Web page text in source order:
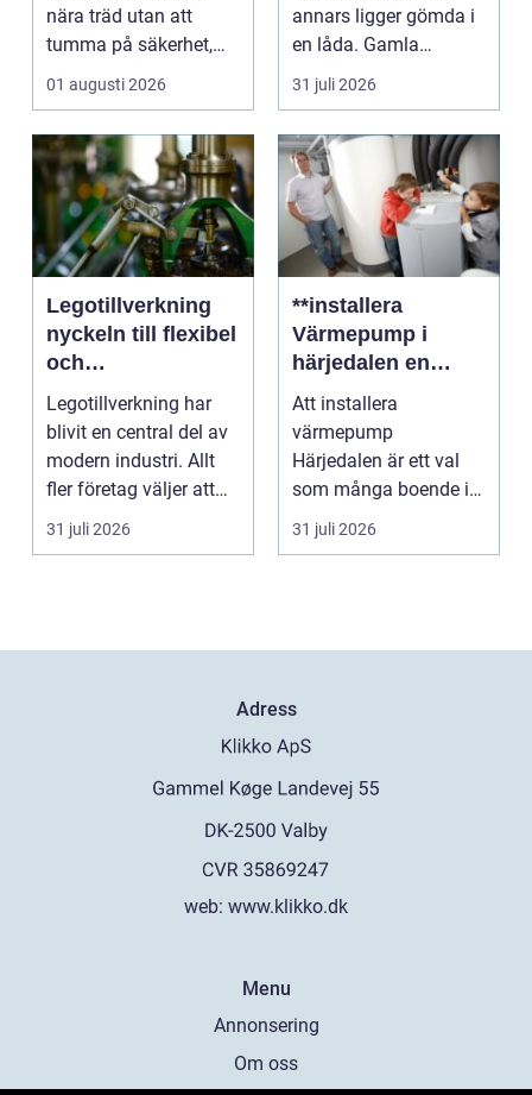
nära träd utan att
tumma på säkerhet,
trivsel eller hållbarhe...
01 augusti 2026
annars ligger gömda i
en låda. Gamla
smycken, ärvda
föremål el...
31 juli 2026
Legotillverkning
nyckeln till flexibel
och
kostnadseffektiv
produktion
Legotillverkning har
blivit en central del av
modern industri. Allt
fler företag väljer att
lägga ut...
31 juli 2026
**installera
Värmepump i
härjedalen en
hållbar
framtidslösning**
Att installera
värmepump
Härjedalen är ett val
som många boende i
denna vackra del av
Sverige gör fö...
31 juli 2026
Adress
web: www.klikko.dk
Menu
Annonsering
Om oss